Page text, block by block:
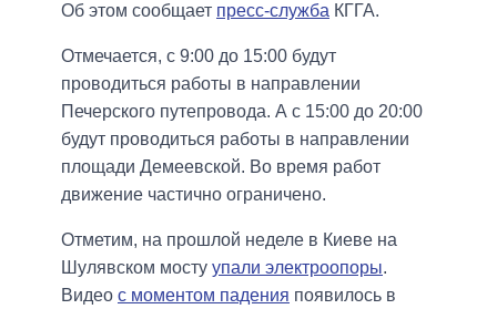
Об этом сообщает пресс-служба КГГА.
Отмечается, с 9:00 до 15:00 будут
проводиться работы в направлении
Печерского путепровода. А с 15:00 до 20:00
будут проводиться работы в направлении
площади Демеевской. Во время работ
движение частично ограничено.
Отметим, на прошлой неделе в Киеве на
Шулявском мосту упали электроопоры.
Видео с моментом падения появилось в